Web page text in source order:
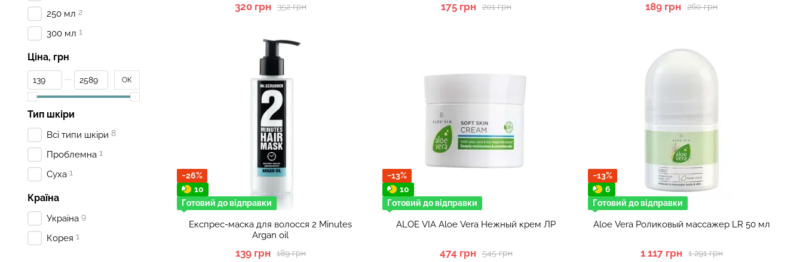
352 грн
320 грн 201 грн
175 грн 260 грн
189 грн
−26%
10
Готовий до відправки
Експрес-маска для волосся 2 Minutes
Argan oil
189 грн
139 грн
−13%
10
Готовий до відправки
ALOE VIA Aloe Vera Нежный крем ЛР
545 грн
474 грн
−13%
6
Готовий до відправки
Aloe Vera Роликовый массажер LR 50 мл
1 291 грн
1 117 грн
250 мл 2
300 мл 1
Ціна, грн
ОК
Тип шкіри
Всі типи шкіри 8
Проблемна 1
Суха 1
Країна
Україна 9
Корея 1